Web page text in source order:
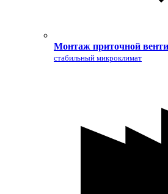
Монтаж приточной
стабильный микроклимат